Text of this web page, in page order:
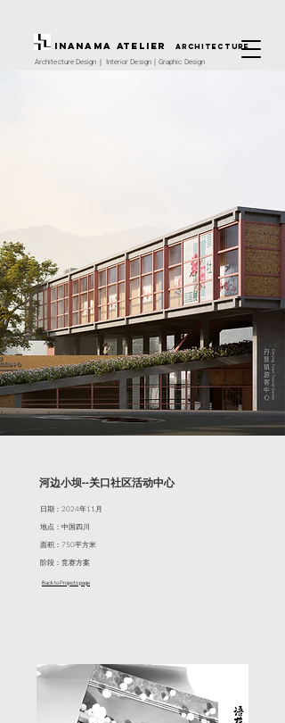
INANAMA Atelier architecture
Architecture Design｜ Interior Design｜Graphic Design
​河边小坝--关口社区活动中心
日期：2024年11月
地点：中国四川
面积：750平方米
阶段：竞赛方案
Back to Projects page